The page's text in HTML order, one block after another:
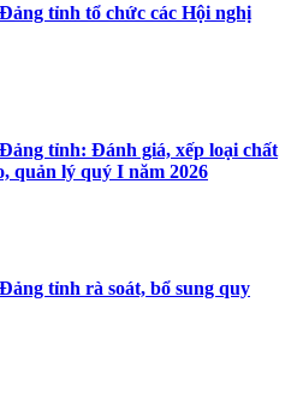
tỉnh tổ chức các Hội nghị
tỉnh: Đánh giá, xếp loại chất
quản lý quý I năm 2026
tỉnh rà soát, bổ sung quy